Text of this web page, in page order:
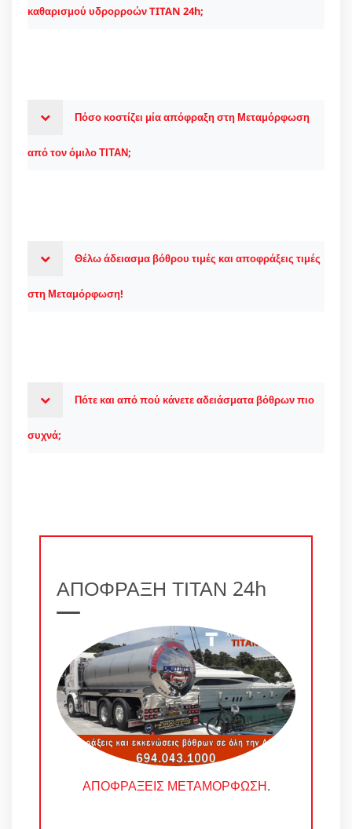
καθαρισμού υδρορροών TITAN 24h;
Πόσο κοστίζει μία απόφραξη στη Μεταμόρφωση
από τον όμιλο ΤΙΤΑΝ;
Θέλω άδειασμα βόθρου τιμές και αποφράξεις τιμές
στη Μεταμόρφωση!
Πότε και από πού κάνετε αδειάσματα βόθρων πιο
συχνά;
ΑΠΟΦΡΑΞΗ ΤΙΤΑΝ 24h
ΑΠΟΦΡΑΞΕΙΣ ΜΕΤΑΜΟΡΦΩΣΗ.